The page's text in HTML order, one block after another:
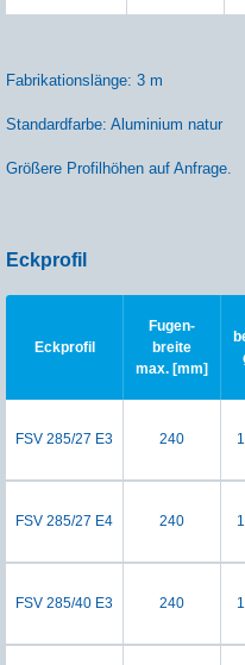
Fabrikationslänge: 3 m
Standardfarbe: Aluminium natur
Größere Profilhöhen auf Anfrage.
Eckprofil
Eckprofil
Fugen-
breite
max. [mm]
FSV 285/27 E3 240
FSV 285/27 E4 240
FSV 285/40 E3 240